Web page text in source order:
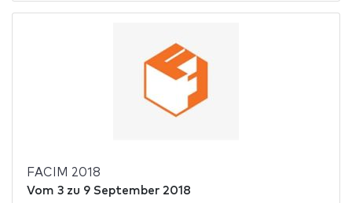
FACIM 2018
Vom 3zu 9 September 2018